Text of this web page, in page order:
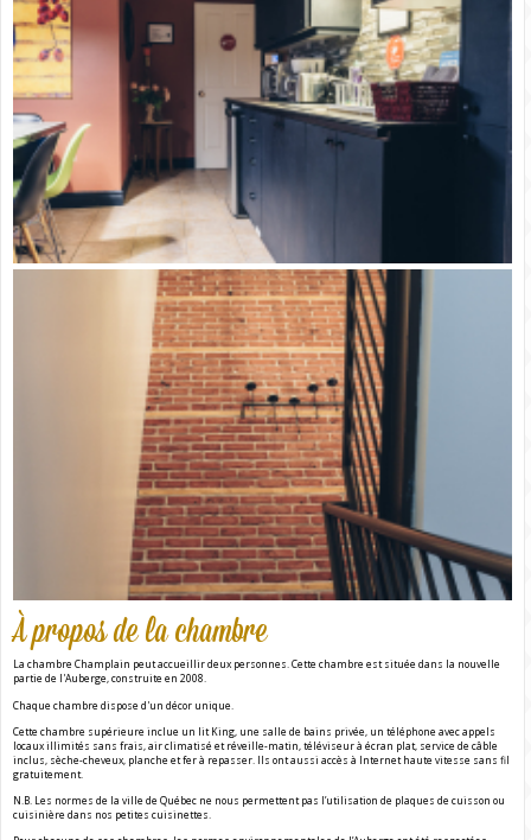
À propos de la chambre
La chambre Champlain peut accueillir deux personnes. Cette chambre est située dans la nouvelle
partie de l'Auberge, construite en 2008.
Chaque chambre dispose d'un décor unique.
Cette chambre supérieure inclue un lit King, une salle de bains privée, un téléphone avec appels
locaux illimités sans frais, air climatisé et réveille-matin, téléviseur à écran plat, service de câble
inclus, sèche-cheveux, planche et fer à repasser. Ils ont aussi accès à Internet haute vitesse sans fil
gratuitement.
N.B. Les normes de la ville de Québec ne nous permettent pas l’utilisation de plaques de cuisson ou
cuisinière dans nos petites cuisinettes.